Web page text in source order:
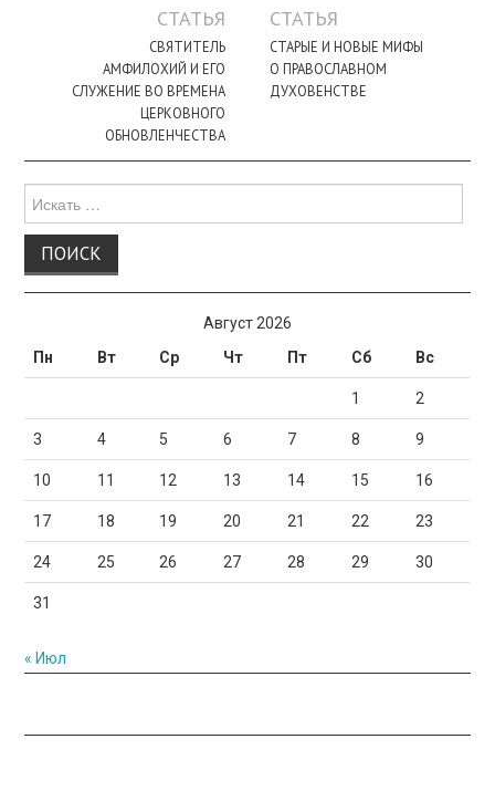
СТАТЬЯ
СВЯТИТЕЛЬ
АМФИЛОХИЙ И ЕГО
СЛУЖЕНИЕ ВО ВРЕМЕНА
ЦЕРКОВНОГО
ОБНОВЛЕНЧЕСТВА
СТАТЬЯ
СТАРЫЕ И НОВЫЕ МИФЫ
О ПРАВОСЛАВНОМ
ДУХОВЕНСТВЕ
для:
Август 2026
Пн
Вт Ср Чт Пт Сб Вс
1 2
3 4 5 6 7 8 9
10 11 12 13 14 15 16
17 18 19 20 21 22 23
24 25 26 27 28 29 30
31
« Июл